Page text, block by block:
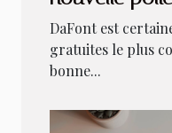
DaFont est
gratuites le plus
bonne...